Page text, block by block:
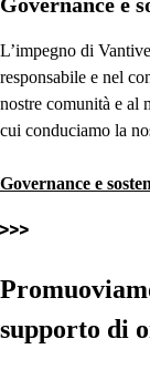
L’impegno di
responsabile e nel
nostre comunità e al
cui conduciamo la
Governance e
supporto di